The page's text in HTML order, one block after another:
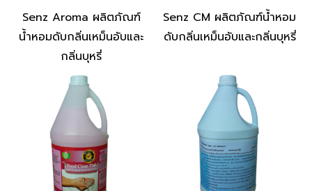
Senz Aroma ผลิตภัณฑ์
น้ำหอมดับกลิ่นเหม็นอับและ
กลิ่นบุหรี่
Senz CM ผลิตภัณฑ์น้ำหอม
ดับกลิ่นเหม็นอับและกลิ่นบุหรี่